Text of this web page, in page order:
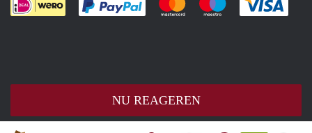
NU REAGEREN
Je rekent gemakkelijk af met Paypal
Je rekent gemakkelijk af met
Je rekent